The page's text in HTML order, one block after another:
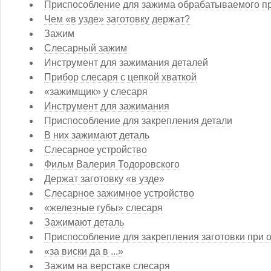
Приспособление для зажима обрабатываемого
Чем «в узде» заготовку держат?
Зажим
Слесарный зажим
Инструмент для зажимания деталей
Прибор слесаря с цепкой хваткой
«зажимщик» у слесаря
Инструмент для зажимания
Приспособление для закрепления детали
В них зажимают деталь
Слесарное устройство
Фильм Валерия Тодоровского
Держат заготовку «в узде»
Слесарное зажимное устройство
«железные губы» слесаря
Зажимают деталь
Приспособление для закрепления заготовки при
«за виски да в ...»
Зажим на верстаке слесаря